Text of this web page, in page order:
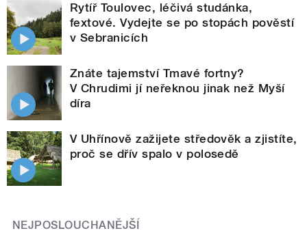
Rytíř Toulovec, léčivá studánka,
fextové. Vydejte se po stopách pověstí
v Sebranicích
Znáte tajemství Tmavé fortny?
V Chrudimi jí neřeknou jinak než Myší
díra
V Uhřínově zažijete středověk a zjistíte,
proč se dřív spalo v polosedě
NEJPOSLOUCHANĚJŠÍ